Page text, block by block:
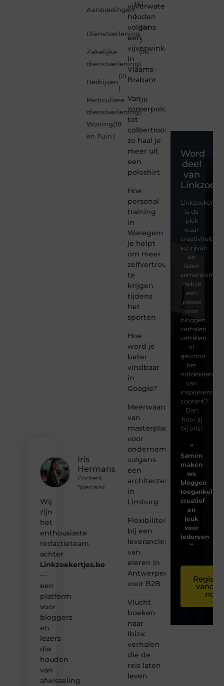
Iris
Hermans
Content
Specialist
Wij
zijn
het
enthousiaste
redactieteam
achter
Linkzoekertjes.be
—
een
platform
voor
bloggers
en
lezers
die
houden
van
afwisseling
Aanbiedingen
(41
)
Dienstverlening
(34
)
Zakelijke
dienstverlening
(26
)
Bedrijven
(21
)
Particuliere
dienstverlening
(18
)
Woning
en Tuin
(18
)
vijverwater
houden
volgens
een
vijverwinkel
in
Vlaams-
Brabant
Van
zomerpolo
tot
colbertlook
zo haal je
meer uit
een
poloshirt
Hoe
personal
training
in
Waregem
je helpt
om meer
zelfvertrouwen
te
krijgen
tijdens
het
sporten
Hoe
word je
beter
vindbaar
in
Google?
Meerwaarde
van
masterplanning
voor
ondernemingen
volgens
een
architectenbureau
in
Limburg
Flexibiliteit
bij een
leverancier
van
eieren in
Antwerpen
voor B2B
Vlucht
boeken
naar
Ibiza:
verhalen
die de
reis laten
leven
Word
deel
van
is dé
plek
waar
creativiteit,
schrijven
en
lezen
samenkomen.
Heb je
een
passie
voor
bloggen,
verhalen
vertellen
of
gewoon
het
ontdekken
van
inspirerende
content?
Dan
hoor jij
bij ons!
❝
Samen
maken
we
bloggen
toegankelijk,
creatief
en
leuk
voor
iedereen
❞
nog